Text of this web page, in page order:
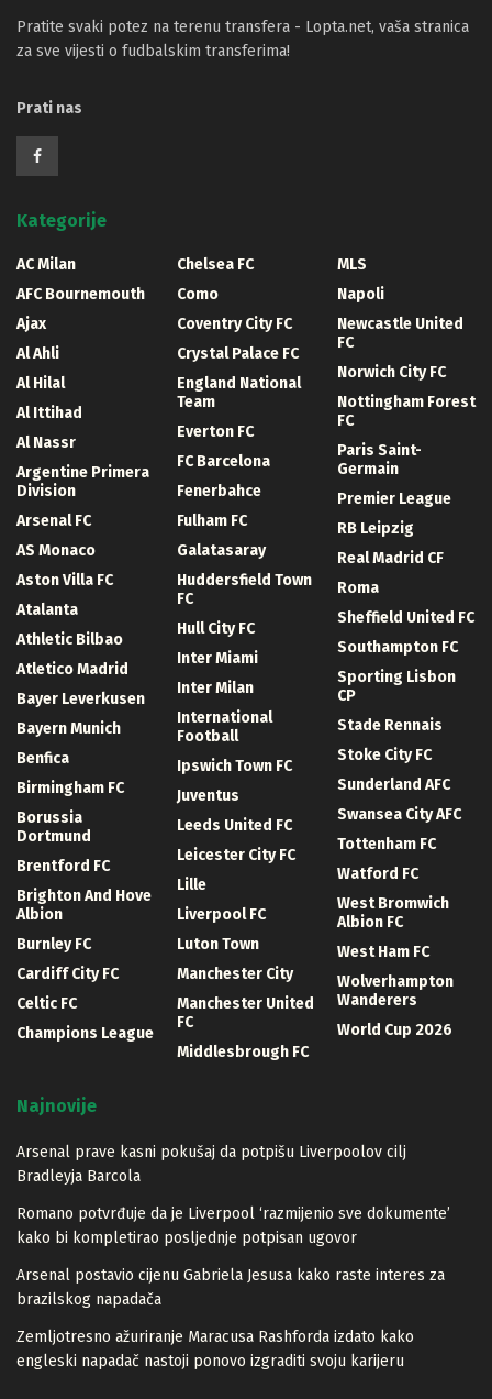
Pratite svaki potez na terenu transfera - Lopta.net, vaša stranica
za sve vijesti o fudbalskim transferima!
Prati nas
Kategorije
AC Milan
AFC Bournemouth
Ajax
Al Ahli
Al Hilal
Al Ittihad
Al Nassr
Argentine Primera
Division
Arsenal FC
AS Monaco
Aston Villa FC
Atalanta
Athletic Bilbao
Atletico Madrid
Bayer Leverkusen
Bayern Munich
Benfica
Birmingham FC
Borussia
Dortmund
Brentford FC
Brighton And Hove
Albion
Burnley FC
Cardiff City FC
Celtic FC
Champions League
Chelsea FC
Como
Coventry City FC
Crystal Palace FC
England National
Team
Everton FC
FC Barcelona
Fenerbahce
Fulham FC
Galatasaray
Huddersfield Town
FC
Hull City FC
Inter Miami
Inter Milan
International
Football
Ipswich Town FC
Juventus
Leeds United FC
Leicester City FC
Lille
Liverpool FC
Luton Town
Manchester City
Manchester United
FC
Middlesbrough FC
MLS
Napoli
Newcastle United
FC
Norwich City FC
Nottingham Forest
FC
Paris Saint-
Germain
Premier League
RB Leipzig
Real Madrid CF
Roma
Sheffield United FC
Southampton FC
Sporting Lisbon
CP
Stade Rennais
Stoke City FC
Sunderland AFC
Swansea City AFC
Tottenham FC
Watford FC
West Bromwich
Albion FC
West Ham FC
Wolverhampton
Wanderers
World Cup 2026
Najnovije
Arsenal prave kasni pokušaj da potpišu Liverpoolov cilj
Bradleyja Barcola
Romano potvrđuje da je Liverpool ‘razmijenio sve dokumente’
kako bi kompletirao posljednje potpisan ugovor
Arsenal postavio cijenu Gabriela Jesusa kako raste interes za
brazilskog napadača
Zemljotresno ažuriranje Maracusa Rashforda izdato kako
engleski napadač nastoji ponovo izgraditi svoju karijeru